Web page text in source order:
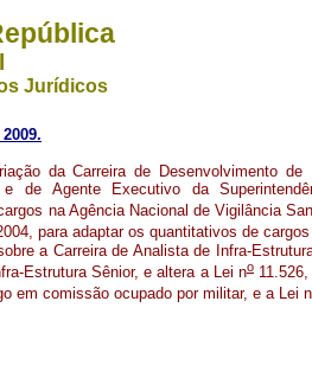
Jurídicos
da Carreira de Desenvolvimento
e de Agente Executivo da
na Agência Nacional de Vigilância
para adaptar os quantitativos de
a Carreira de Analista de Infra-
Estrutura Sênior, e altera a Lei no
em comissão ocupado por militar, e a Lei n